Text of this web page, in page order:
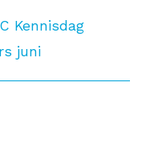
Kennisdag
juni